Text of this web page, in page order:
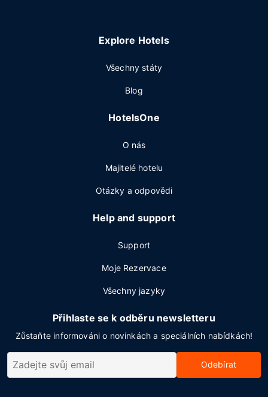
Explore Hotels
Všechny státy
Blog
HotelsOne
O nás
Majitelé hotelu
Otázky a odpovědi
Help and support
Support
Moje Rezervace
Všechny jazyky
Přihlaste se k odběru newsletteru
Zůstaňte informováni o novinkách a speciálních nabídkách!
Odebírat